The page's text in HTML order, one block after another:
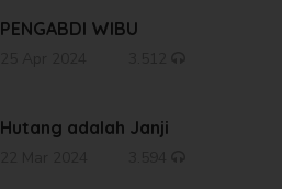
PENGABDI WIBU
Hutang adalah Janji